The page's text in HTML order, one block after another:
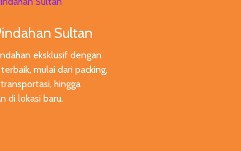
Sultan
eksklusif dengan
mulai dari packing,
hingga
di lokasi baru.